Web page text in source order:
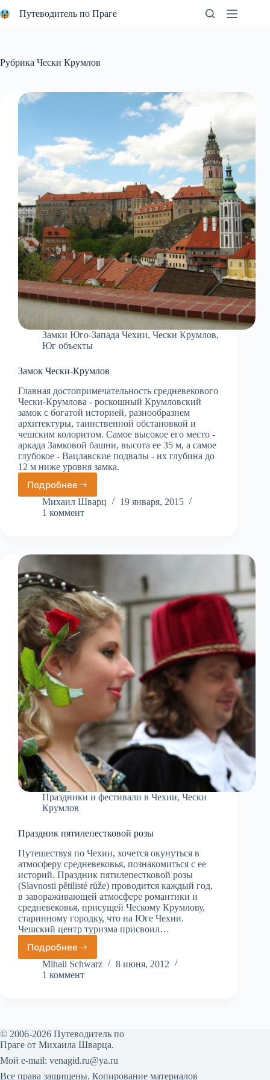
к
Путеводитель по Праге
Рубрика Чески Крумлов
Замки Юго-Запада Чехии, Чески Крумлов,
Юг объекты
Замок Чески-Крумлов
Главная достопримечательность средневекового
Чески-Крумлова - роскошный Крумловский
замок с богатой историей, разнообразием
архитектуры, таинственной обстановкой и
чешским колоритом. Самое высокое его место -
аркада Замковой башни, высота ее 35 м, а самое
глубокое - Вацлавские подвалы - их глубина до
12 м ниже уровня замка.
Подробнее
Замок
Чески-
Крумлов
Михаил Шварц
19 января, 2015
1 коммент
Праздники и фестивали в Чехии, Чески
Крумлов
Праздник пятилепестковой розы
Путешествуя по Чехии, хочется окунуться в
атмосферу средневековья, познакомиться с ее
историй. Праздник пятилепестковой розы
(Slavnosti pětilisté růže) проводится каждый год,
в завораживающей атмосфере романтики и
средневековья, присущей Ческому Крумлову,
старинному городку, что на Юге Чехии.
Чешский центр туризма присвоил…
Подробнее
Праздник
пятилепестковой
розы
Mihail Schwarz
8 июня, 2012
1 коммент
© 2006-2026 Путеводитель по
Праге от Михаила Шварца.
Мой е-mail: venagid.ru@ya.ru
Все права защищены. Копирование материалов